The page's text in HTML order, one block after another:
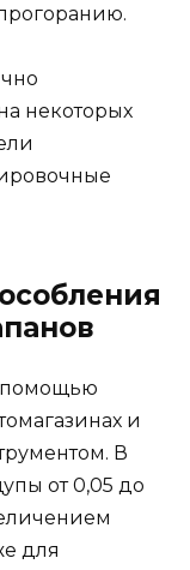
некоторых
помощью
и
В
от 0,05 до
для